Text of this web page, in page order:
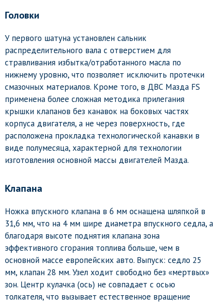
Головки
У первого шатуна установлен сальник
распределительного вала с отверстием для
стравливания избытка/отработанного масла по
нижнему уровню, что позволяет исключить протечки
смазочных материалов. Кроме того, в ДВС Мазда FS
применена более сложная методика прилегания
крышки клапанов без канавок на боковых частях
корпуса двигателя, а не через поверхность, где
расположена прокладка технологической канавки в
виде полумесяца, характерной для технологии
изготовления основной массы двигателей Мазда.
Клапана
Ножка впускного клапана в 6 мм оснащена шляпкой в
31,6 мм, что на 4 мм шире диаметра впускного седла, а
благодаря высоте поднятия клапана зона
эффективного сгорания топлива больше, чем в
основной массе европейских авто. Выпуск: седло 25
мм, клапан 28 мм. Узел ходит свободно без «мертвых»
зон. Центр кулачка (ось) не совпадает с осью
толкателя, что вызывает естественное вращение